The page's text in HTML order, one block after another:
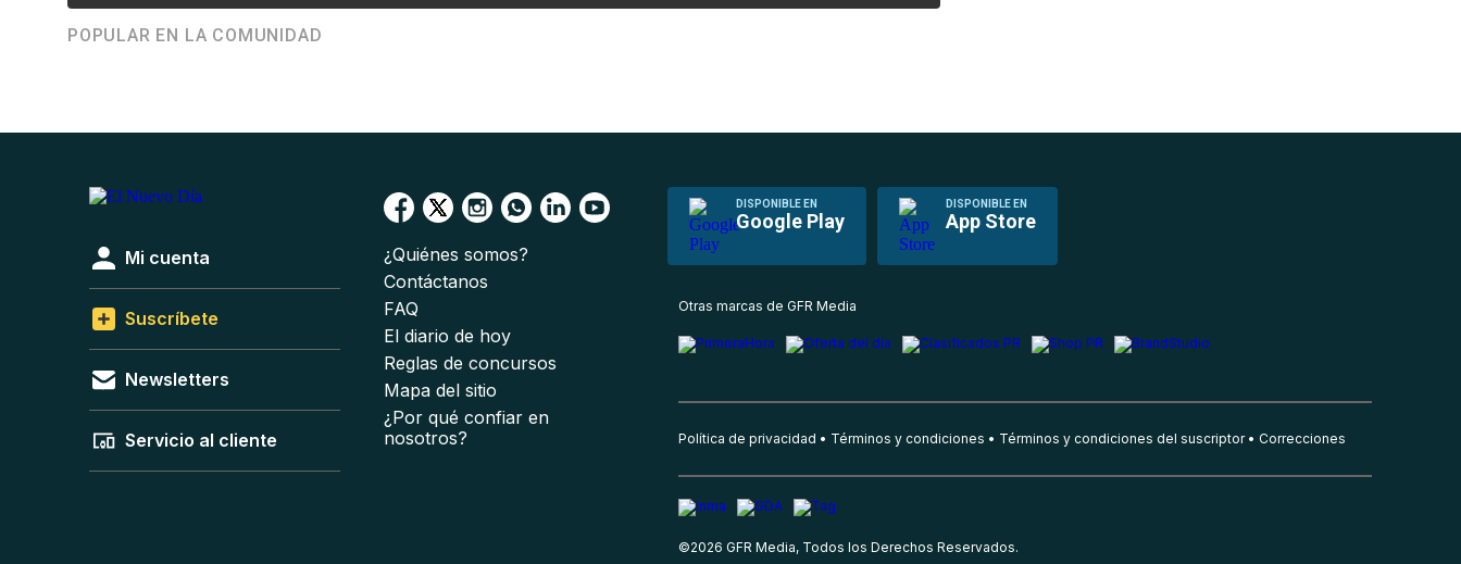
POPULAR EN LA COMUNIDAD
DISPONIBLE EN
Google Play
DISPONIBLE EN
App Store
Mi cuenta
Suscríbete
Newsletters
Servicio al cliente
¿Quiénes somos?
Contáctanos
FAQ
El diario de hoy
Reglas de concursos
Mapa del sitio
¿Por qué confiar en
nosotros?
Otras marcas de GFR Media
Política de privacidad Términos y condiciones Términos y condiciones del suscriptor Correcciones
©2026 GFR Media, Todos los Derechos Reservados.